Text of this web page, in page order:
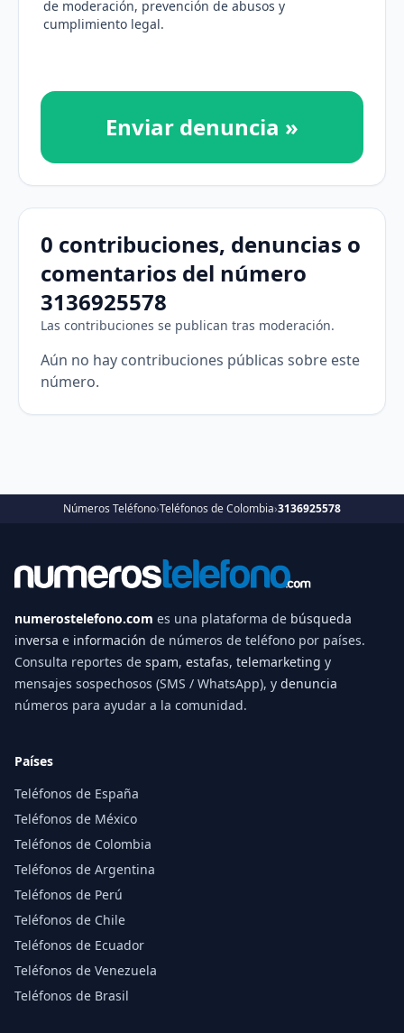
de moderación, prevención de abusos y
cumplimiento legal.
Enviar denuncia »
0 contribuciones, denuncias o
comentarios del número
3136925578
Las contribuciones se publican tras moderación.
Aún no hay contribuciones públicas sobre este
número.
Números Teléfono›Teléfonos de Colombia›3136925578
numerostelefono.com es una plataforma de búsqueda
inversa e información de números de teléfono por países.
Consulta reportes de spam, estafas, telemarketing y
mensajes sospechosos (SMS / WhatsApp), y denuncia
números para ayudar a la comunidad.
Países
Teléfonos de España
Teléfonos de México
Teléfonos de Colombia
Teléfonos de Argentina
Teléfonos de Perú
Teléfonos de Chile
Teléfonos de Ecuador
Teléfonos de Venezuela
Teléfonos de Brasil